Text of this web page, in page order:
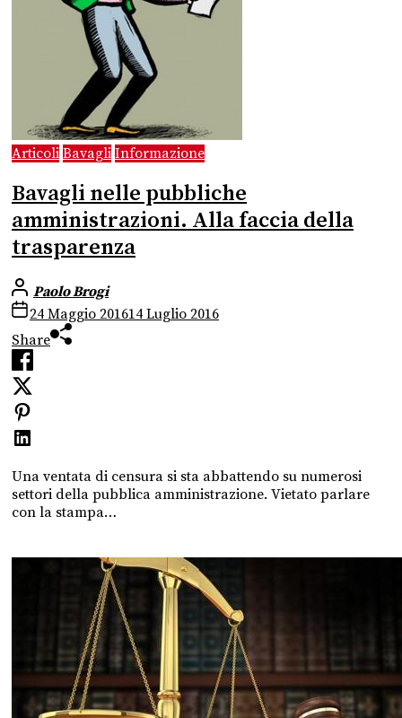
Articoli Bavagli Informazione
Bavagli nelle pubbliche
amministrazioni. Alla faccia della
trasparenza
Paolo Brogi
24 Maggio 201614 Luglio 2016
Share
Una ventata di censura si sta abbattendo su numerosi
settori della pubblica amministrazione. Vietato parlare
con la stampa…